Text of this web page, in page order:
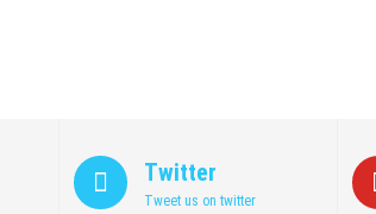
Twitter
Tweet us on twitter